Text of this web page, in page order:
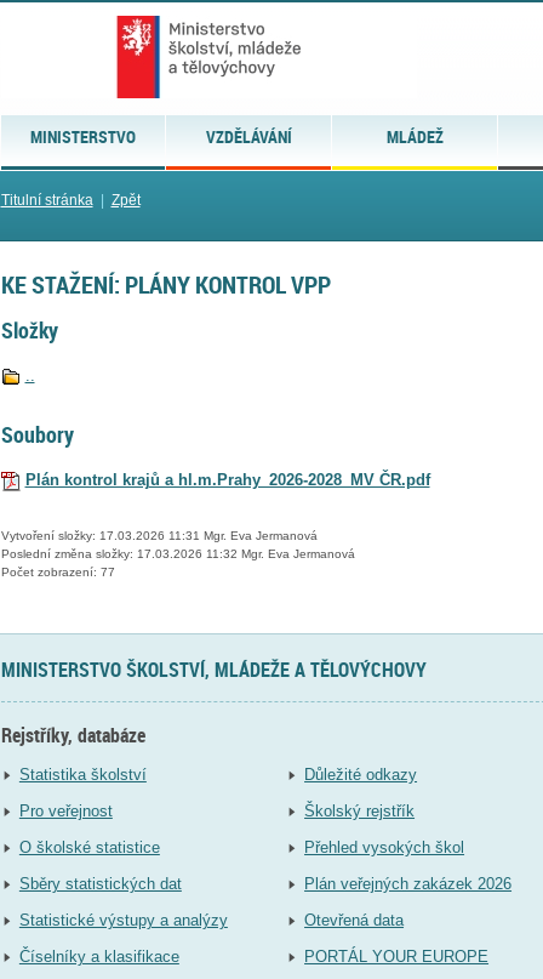
MINISTERSTVO VZDĚLÁVÁNÍ MLÁDEŽ
Titulní stránka| Zpět
KE STAŽENÍ: PLÁNY KONTROL VPP
Složky
..
Soubory
Plán kontrol krajů a hl.m.Prahy_2026-2028_MV ČR.pdf
Vytvoření složky: 17.03.2026 11:31 Mgr. Eva Jermanová
Poslední změna složky: 17.03.2026 11:32 Mgr. Eva Jermanová
Počet zobrazení: 77
MINISTERSTVO ŠKOLSTVÍ, MLÁDEŽE A TĚLOVÝCHOVY
Rejstříky, databáze
Statistika školství
Pro veřejnost
O školské statistice
Sběry statistických dat
Statistické výstupy a analýzy
Číselníky a klasifikace
Důležité odkazy
Školský rejstřík
Přehled vysokých škol
Plán veřejných zakázek 2026
Otevřená data
PORTÁL YOUR EUROPE